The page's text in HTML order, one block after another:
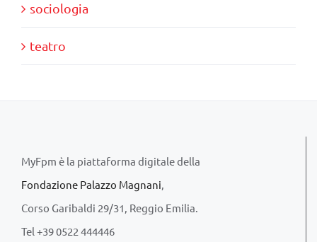
sociologia
teatro
MyFpm è la piattaforma digitale della
Fondazione Palazzo Magnani,
Corso Garibaldi 29/31, Reggio Emilia.
Tel +39 0522 444446